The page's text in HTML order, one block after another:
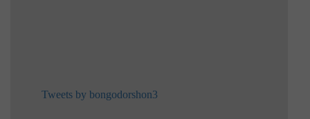
Tweets by bongodorshon3